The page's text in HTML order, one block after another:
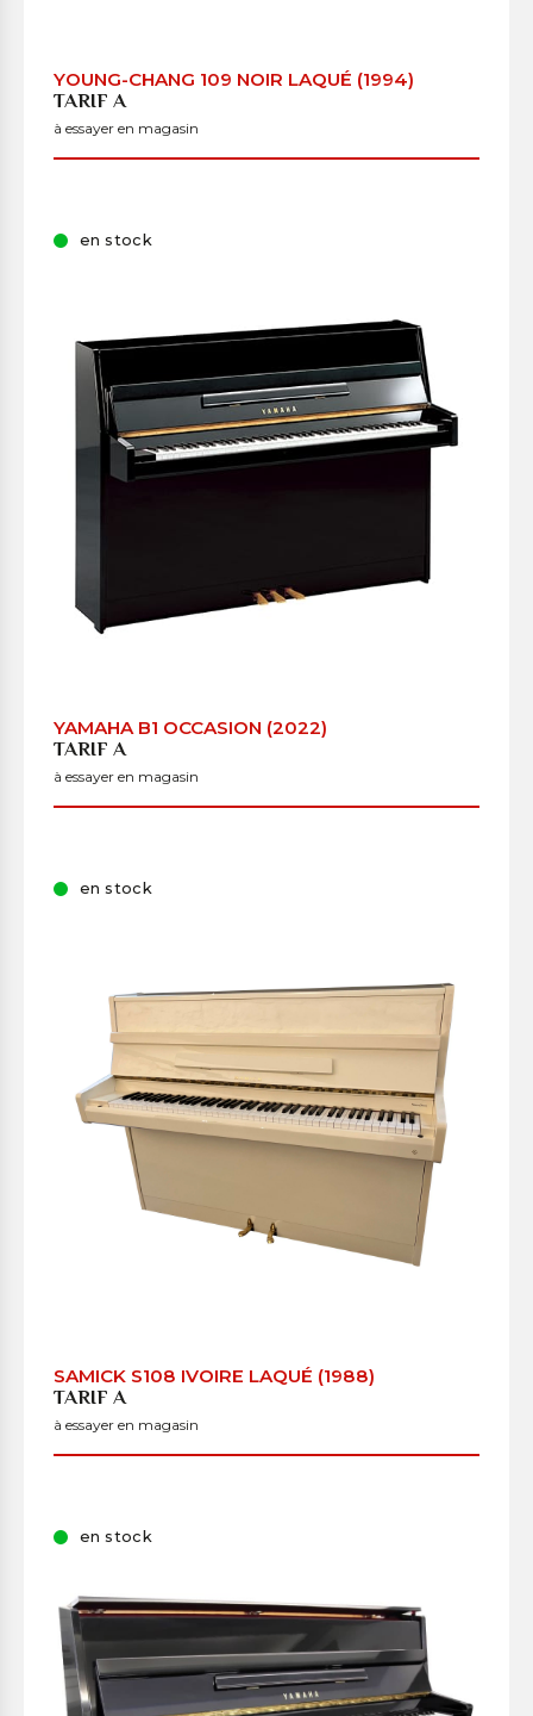
YOUNG-CHANG 109 NOIR LAQUÉ (1994)
TARIF A
à essayer en magasin
en stock
YAMAHA B1 OCCASION (2022)
TARIF A
à essayer en magasin
en stock
SAMICK S108 IVOIRE LAQUÉ (1988)
TARIF A
à essayer en magasin
en stock